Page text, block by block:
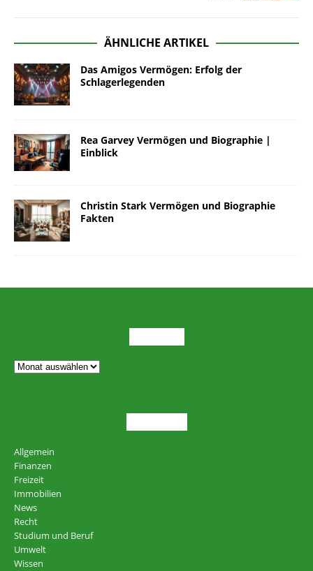
ÄHNLICHE ARTIKEL
Das Amigos Vermögen: Erfolg der
Schlagerlegenden
Rea Garvey Vermögen und Biographie |
Einblick
Christin Stark Vermögen und Biographie
Fakten
Allgemein
Finanzen
Freizeit
Immobilien
News
Recht
Studium und Beruf
Umwelt
Wissen